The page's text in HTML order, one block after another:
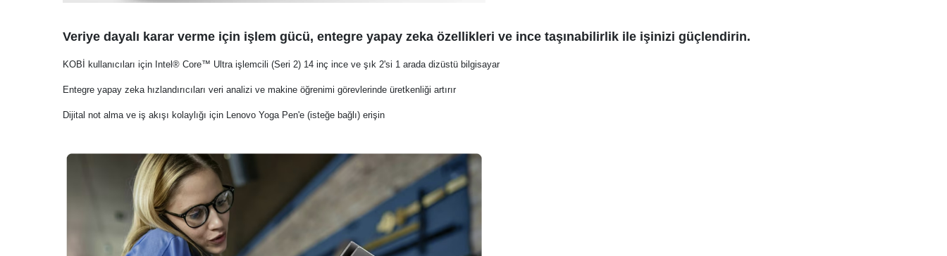
Veriye dayalı karar verme için işlem gücü, entegre yapay zeka özellikleri ve ince taşınabilirlik ile işinizi güçlendirin.
KOBİ kullanıcıları için Intel® Core™ Ultra işlemcili (Seri 2) 14 inç ince ve şık 2'si 1 arada dizüstü bilgisayar
Entegre yapay zeka hızlandırıcıları veri analizi ve makine öğrenimi görevlerinde üretkenliği artırır
Dijital not alma ve iş akışı kolaylığı için Lenovo Yoga Pen'e (isteğe bağlı) erişin